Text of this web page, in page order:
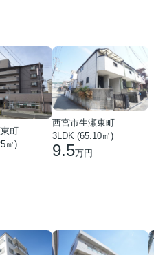
町
㎡)
西宮市生瀬東町
3LDK (65.10㎡)
9.5万円